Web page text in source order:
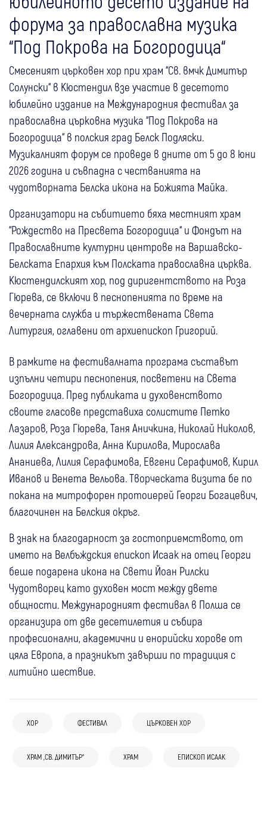
форума за православна музика
“Под Покрова на Богородица“
Смесеният църковен хор при храм “Св. вмчк Димитър
Солунски“ в Кюстендил взе участие в десетото
юбилейно издание на Международния фестивал за
православна църковна музика “Под Покрова на
Богородица“ в полския град Белск Подляски.
Музикалният форум се проведе в дните от 5 до 8 юни
2026 година и съвпадна с честванията на
чудотворната Белска икона на Божията Майка.
Организатори на събитието бяха местният храм
“Рождество на Пресвета Богородица“ и Фондът на
Православните културни центрове на Варшавско-
Белската Епархия към Полската православна църква.
Кюстендилският хор, под диригентството на Роза
Гюрева, се включи в песнопенията по време на
вечерната служба и тържествената Света
Литургия, оглавени от архиепископ Григорий.
В рамките на фестивалната програма съставът
изпълни четири песнопения, посветени на Света
Богородица. Пред публиката и духовенството
своите гласове представиха солистите Петко
Лазаров, Роза Гюрева, Таня Аничкина, Николай Николов,
Лилия Александрова, Анна Кирилова, Мирослава
Ананиева, Лилия Серафимова, Евгени Серафимов, Кирил
Иванов и Венета Вельова. Творческата визита бе по
покана на митрофорен протоиерей Георги Богацевич,
благочинен на Белския окръг.
В знак на благодарност за гостоприемството, от
името на Велбъждския епископ Исаак на отец Георги
беше подарена икона на Свети Йоан Рилски
Чудотворец като духовен мост между двете
общности. Международният фестивал в Полша се
организира от две десетилетия и събира
професионални, академични и енорийски хорове от
цяла Европа, а празникът завърши по традиция с
литийно шествие.
ХОР ФЕСТИВАЛ ЦЪРКОВЕН ХОР
ХРАМ „СВ. ДИМИТЪР“ ХРАМ ЕПИСКОП ИСААК
си ден
"София филм фест" отново идва в
Банско 06 авг
Симитли 06 авг